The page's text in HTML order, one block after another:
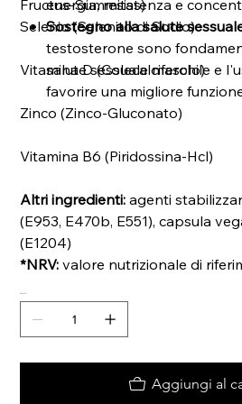
energia, resistenza e
Sostegno alla salute
testosterone sono
salute sessuale maschile e
favorire una migliore
Fructus-Summitas)
Selenio (Selenito di Sodio)
Vitamina D (Colecalciferolo)
Zinco (Zinco-Gluconato)
Vitamina B6 (Piridossina-Hcl)
Altri ingredienti:agenti
(E953, E470b, E551), capsula
(E1204)
*NRV:valore nutrizionale di
Aggiungi al